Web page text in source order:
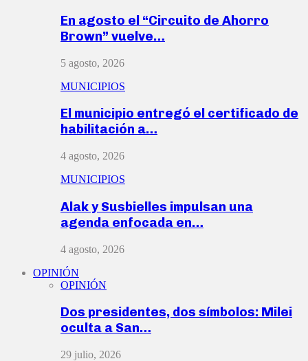
En agosto el “Circuito de Ahorro
Brown” vuelve…
5 agosto, 2026
MUNICIPIOS
El municipio entregó el certificado de
habilitación a…
4 agosto, 2026
MUNICIPIOS
Alak y Susbielles impulsan una
agenda enfocada en…
4 agosto, 2026
OPINIÓN
OPINIÓN
Dos presidentes, dos símbolos: Milei
oculta a San…
29 julio, 2026